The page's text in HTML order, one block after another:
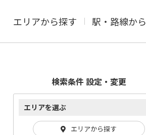
エリアから探す 駅・路線か
検索条件 設定・変更
エリアを選ぶ
エリアから探す